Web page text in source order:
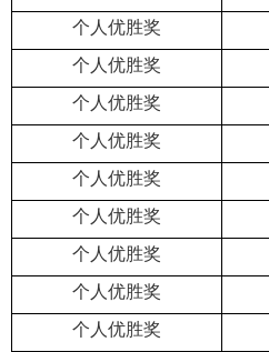
个人优胜奖
个人优胜奖
个人优胜奖
个人优胜奖
个人优胜奖
个人优胜奖
个人优胜奖
个人优胜奖
个人优胜奖